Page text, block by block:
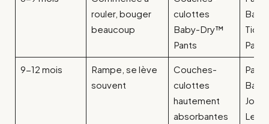
rouler, bouger
beaucoup
culottes
Baby-Dry™
Pants
Pants
9-12 mois
Rampe, se lève
souvent
Couches-
culottes
hautement
absorbantes
Les